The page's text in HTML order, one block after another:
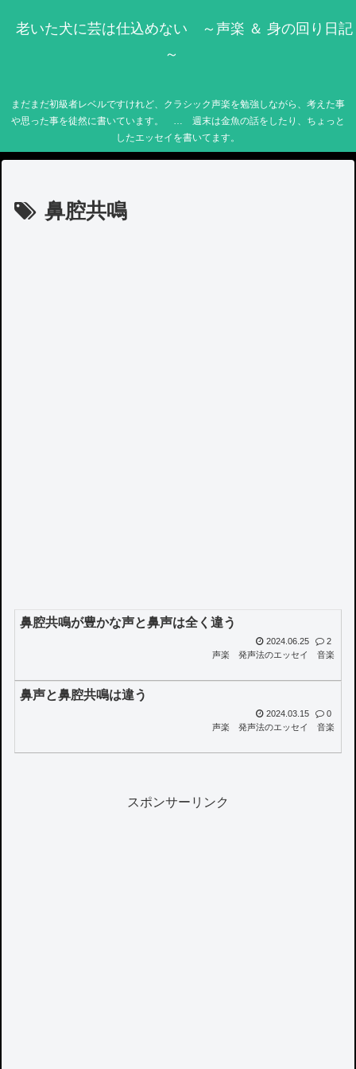
老いた犬に芸は仕込めない ～声楽 ＆ 身の回り日記
～
まだまだ初級者レベルですけれど、クラシック声楽を勉強しながら、考えた事
や思った事を徒然に書いています。 … 週末は金魚の話をしたり、ちょっと
したエッセイを書いてます。
鼻腔共鳴
鼻腔共鳴が豊かな声と鼻声は全く違う
2024.06.25
2
声楽
発声法のエッセイ 音楽
鼻声と鼻腔共鳴は違う
2024.03.15
0
声楽
発声法のエッセイ 音楽
スポンサーリンク